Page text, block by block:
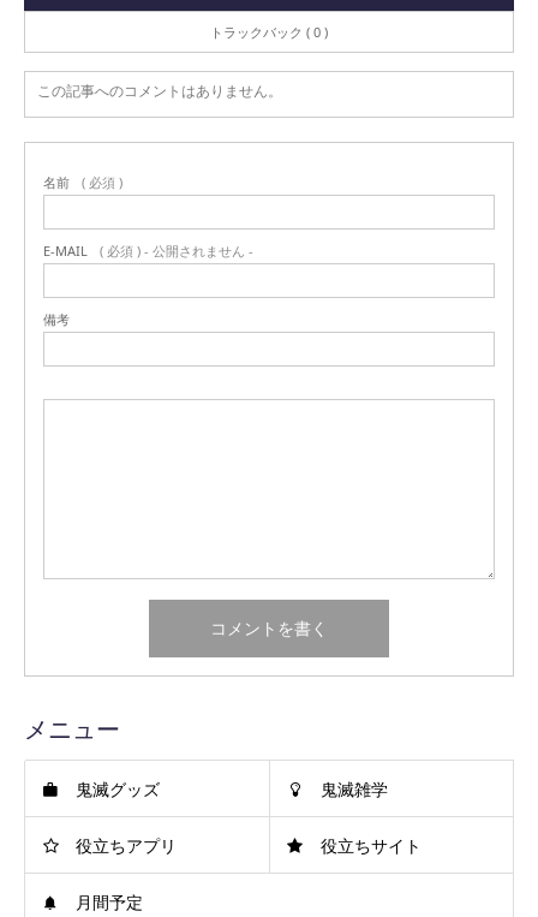
トラックバック ( 0 )
この記事へのコメントはありません。
名前 ( 必須 )
E-MAIL ( 必須 ) - 公開されません -
備考
メニュー
鬼滅グッズ 鬼滅雑学
役立ちアプリ 役立ちサイト
月間予定